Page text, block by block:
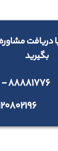
دریافت
بگیرید
۸۸۸۸۱۷۷۶ - ۰۲۱